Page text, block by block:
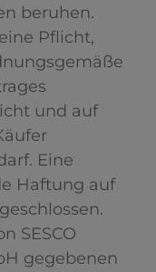
beruhen.
Pflicht,
und auf
Eine
Haftung auf
SESCO
gegebenen